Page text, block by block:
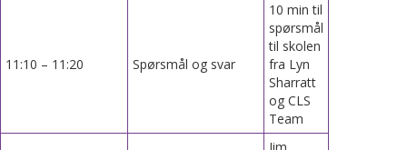
11:10 – 11:20 Spørsmål og svar
10 min til
spørsmål
til skolen
fra Lyn
Sharratt
og CLS
Team